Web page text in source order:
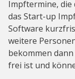
Impftermine,
das Start-up
Software
weitere
bekommen
frei ist und